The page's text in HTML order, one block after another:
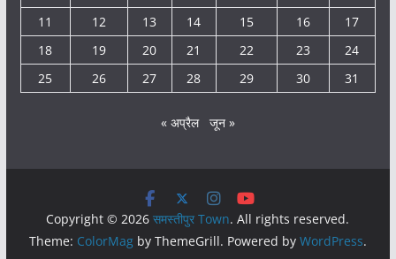
11
12 13 14 15 16
17
18
19 20 21 22 23
24
25
26 27 28 29 30 31
« अप्रैल जून »
Copyright © 2026समस्तीपुर Town. All rights reserved.
Theme: ColorMagby ThemeGrill. Powered by WordPress.